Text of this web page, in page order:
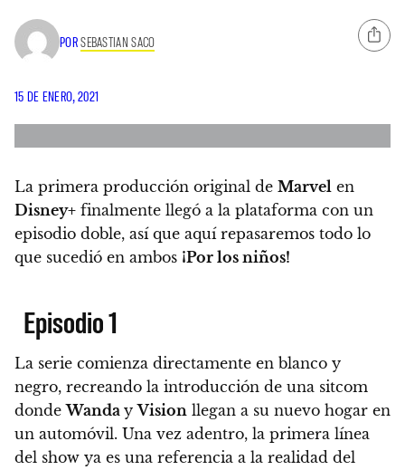
PORSEBASTIAN SACO
15 DE ENERO, 2021
La primera producción original de Marvel en
Disney+ finalmente llegó a la plataforma con un
episodio doble, así que aquí repasaremos todo lo
que sucedió en ambos ¡Por los niños!
Episodio 1
La serie comienza directamente en blanco y
negro, recreando la introducción de una sitcom
dondeWanda yVision llegan a su nuevo hogar en
un automóvil. Una vez adentro, la primera línea
del show ya es una referencia a la realidad del